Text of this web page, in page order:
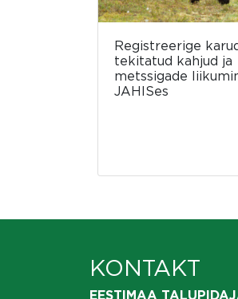
Registreerige
tekitatud kahjud ja
metssigade
JAHISes
KONTAKT
EESTIMAA